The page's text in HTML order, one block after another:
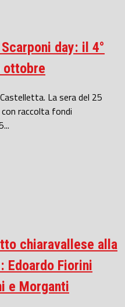
day: il 4°
ottobre
La sera del 25
raccolta fondi
chiaravallese alla
Edoardo Fiorini
e Morganti